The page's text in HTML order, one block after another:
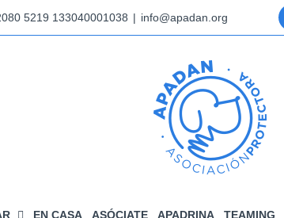
5219 133040001038 | info@apadan.org
EN CASA ASÓCIATE APADRINA TEAMING